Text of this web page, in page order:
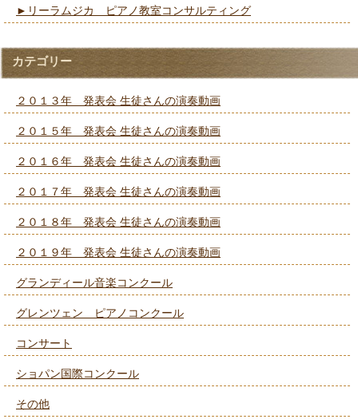
►リーラムジカ ピアノ教室コンサルティング
カテゴリー
２０１３年 発表会 生徒さんの演奏動画
２０１５年 発表会 生徒さんの演奏動画
２０１６年 発表会 生徒さんの演奏動画
２０１７年 発表会 生徒さんの演奏動画
２０１８年 発表会 生徒さんの演奏動画
２０１９年 発表会 生徒さんの演奏動画
グランディール音楽コンクール
グレンツェン ピアノコンクール
コンサート
ショパン国際コンクール
その他